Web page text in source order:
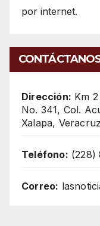
por internet.
Dirección: Km
No. 341, Col.
Xalapa,
Teléfono: (228)
Correo: